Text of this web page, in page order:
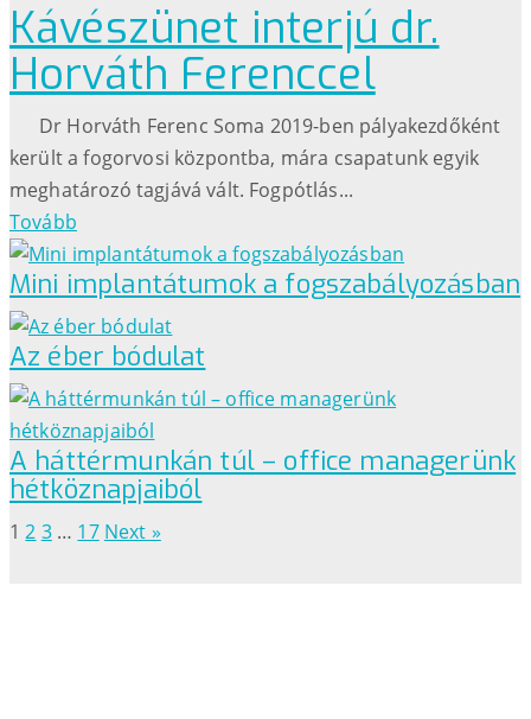
Kávészünet interjú dr.
Horváth Ferenccel
Dr Horváth Ferenc Soma 2019-ben pályakezdőként
került a fogorvosi központba, mára csapatunk egyik
meghatározó tagjává vált. Fogpótlás...
Tovább
Mini implantátumok a fogszabályozásban
Az éber bódulat
A háttérmunkán túl – office managerünk
hétköznapjaiból
1 2 3 … 17 Next »